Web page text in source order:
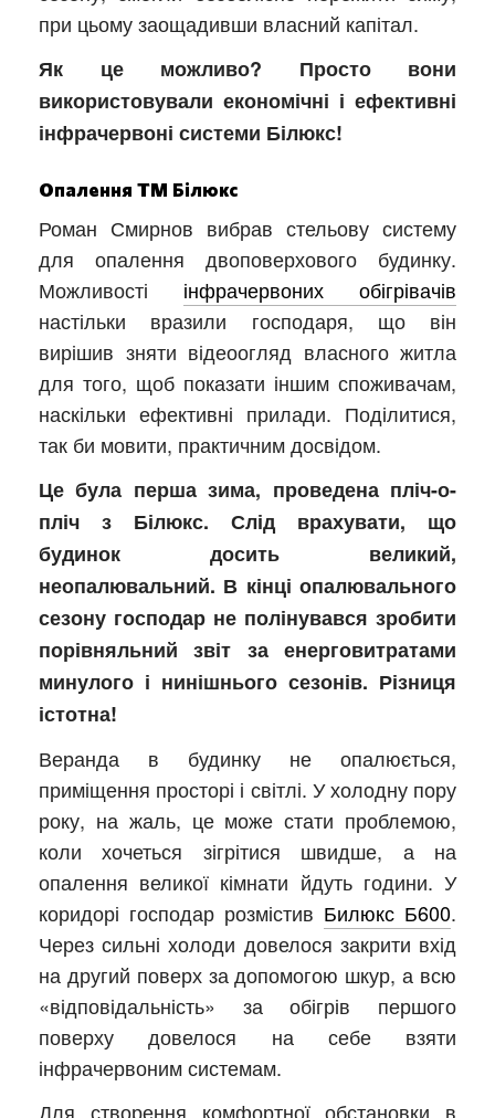
при цьому заощадивши власний капітал.
Як це можливо? Просто вони
використовували економічні і ефективні
інфрачервоні системи Білюкс!
Опалення ТМ Білюкс
Роман Смирнов вибрав стельову систему
для опалення двоповерхового будинку.
Можливості інфрачервоних обігрівачів
настільки вразили господаря, що він
вирішив зняти відеоогляд власного житла
для того, щоб показати іншим споживачам,
наскільки ефективні прилади. Поділитися,
так би мовити, практичним досвідом.
Це була перша зима, проведена пліч-о-
пліч з Білюкс. Слід врахувати, що
будинок досить великий,
неопалювальний. В кінці опалювального
сезону господар не полінувався зробити
порівняльний звіт за енерговитратами
минулого і нинішнього сезонів. Різниця
істотна!
Веранда в будинку не опалюється,
приміщення просторі і світлі. У холодну пору
року, на жаль, це може стати проблемою,
коли хочеться зігрітися швидше, а на
опалення великої кімнати йдуть години. У
коридорі господар розмістив Билюкс Б600.
Через сильні холоди довелося закрити вхід
на другий поверх за допомогою шкур, а всю
«відповідальність» за обігрів першого
поверху довелося на себе взяти
інфрачервоним системам.
Для створення комфортної обстановки в